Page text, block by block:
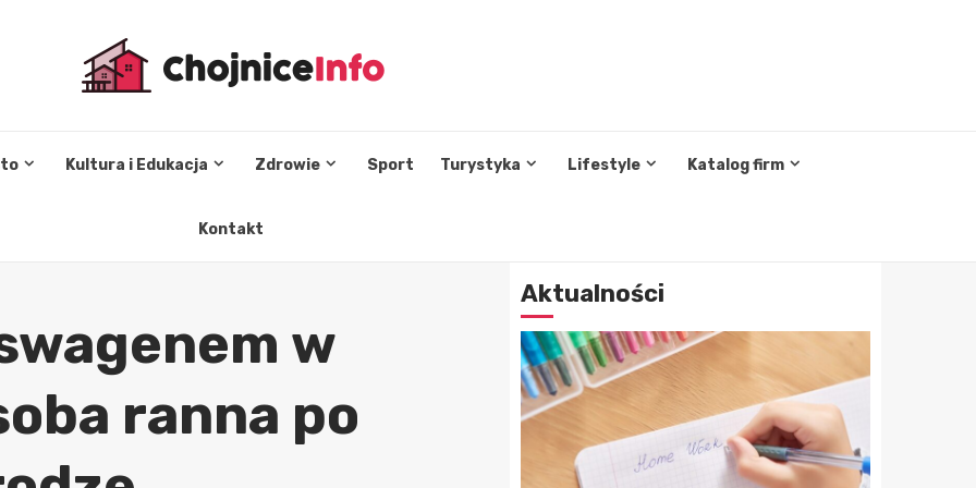
Kultura i Edukacja Zdrowie Sport Turystyka Lifestyle Katalog firm
Kontakt
w
ranna po
Aktualności